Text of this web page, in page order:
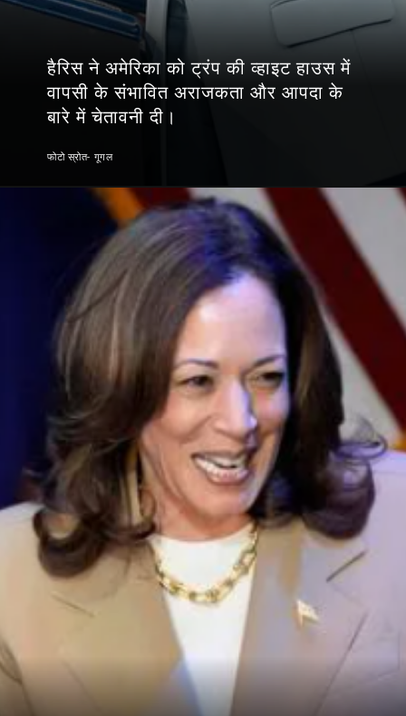
हैरिस ने अमेरिका को ट्रंप की व्हाइट हाउस में
वापसी के संभावित अराजकता और आपदा के
बारे में चेतावनी दी।
फोटो स्रोत- गूगल